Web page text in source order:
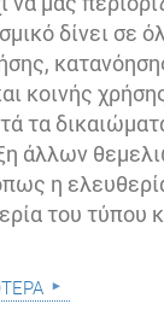
δίνει σε
κοινής
τα
άλλων
η
του τύπου